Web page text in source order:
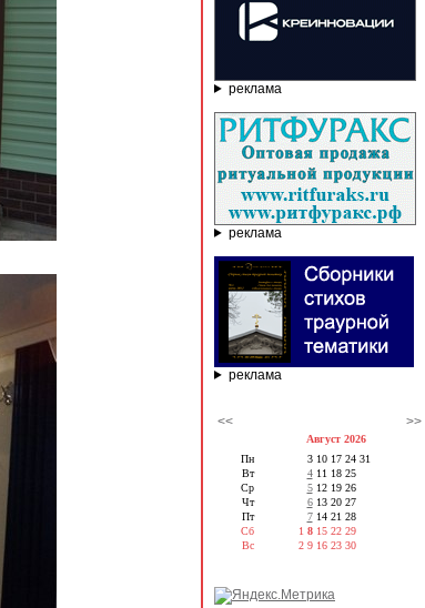
реклама
реклама
реклама
<< >>
Август 2026
Пн
Вт
Ср
Чт
Пт
Сб
Вс
3 10 17 24 31
4 11 18 25
5 12 19 26
6 13 20 27
7 14 21 28
1 8 15 22 29
2 9 16 23 30